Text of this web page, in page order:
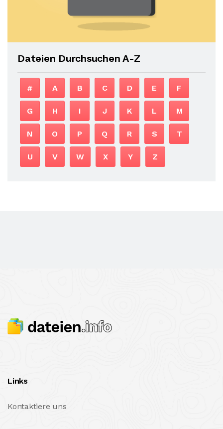
Dateien Durchsuchen A-Z
# A B C D E F
G H I J K L M
N O P Q R S T
U V W X Y Z
Links
Kontaktiere uns